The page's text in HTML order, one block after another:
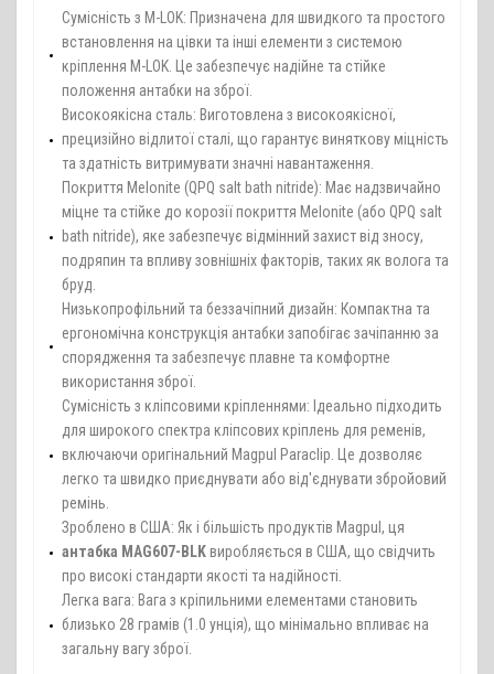
Сумісність з M-LOK: Призначена для швидкого та простого
встановлення на цівки та інші елементи з системою
кріплення M-LOK. Це забезпечує надійне та стійке
положення антабки на зброї.
Високоякісна сталь: Виготовлена з високоякісної,
прецизійно відлитої сталі, що гарантує виняткову міцність
та здатність витримувати значні навантаження.
Покриття Melonite (QPQ salt bath nitride): Має надзвичайно
міцне та стійке до корозії покриття Melonite (або QPQ salt
bath nitride), яке забезпечує відмінний захист від зносу,
подряпин та впливу зовнішніх факторів, таких як волога та
бруд.
Низькопрофільний та беззачіпний дизайн: Компактна та
ергономічна конструкція антабки запобігає зачіпанню за
спорядження та забезпечує плавне та комфортне
використання зброї.
Сумісність з кліпсовими кріпленнями: Ідеально підходить
для широкого спектра кліпсових кріплень для ременів,
включаючи оригінальний Magpul Paraclip. Це дозволяє
легко та швидко приєднувати або від'єднувати збройовий
ремінь.
Зроблено в США: Як і більшість продуктів Magpul, ця
антабка MAG607-BLKвиробляється в США, що свідчить
про високі стандарти якості та надійності.
Легка вага: Вага з кріпильними елементами становить
близько 28 грамів (1.0 унція), що мінімально впливає на
загальну вагу зброї.